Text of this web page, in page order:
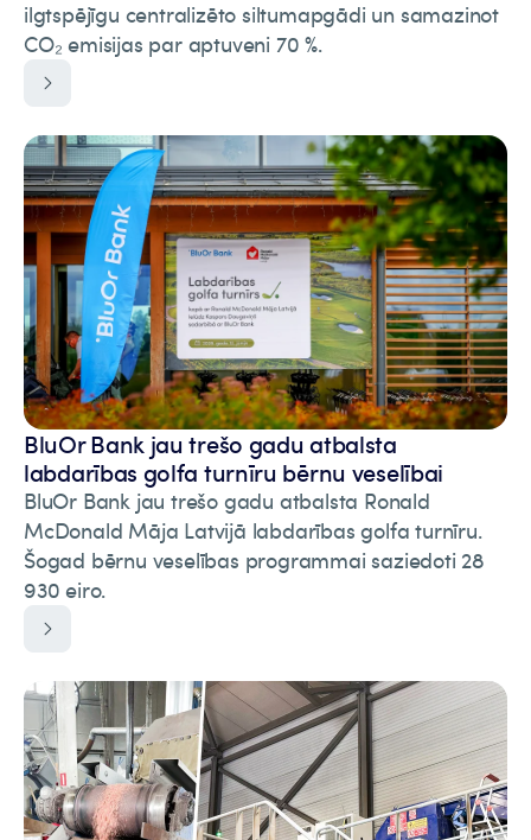
ilgtspējīgu centralizēto siltumapgādi un samazinot
CO₂ emisijas par aptuveni 70 %.
BluOr Bank jau trešo gadu atbalsta
labdarības golfa turnīru bērnu veselībai
BluOr Bank jau trešo gadu atbalsta Ronald
McDonald Māja Latvijā labdarības golfa turnīru.
Šogad bērnu veselības programmai saziedoti 28
930 eiro.